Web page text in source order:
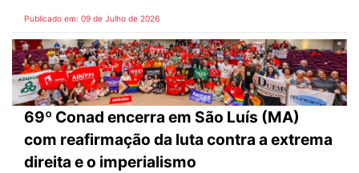
Publicado em: 09 de Julho de 2026
69º Conad encerra em São Luís (MA)
com reafirmação da luta contra a extrema
direita e o imperialismo